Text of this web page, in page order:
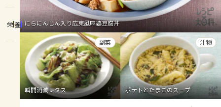
レシピ
トーク
よくあるお問い合わせ
お買い物
栄養 にらにんじん入り広東風麻婆豆腐丼
瞬間消滅レタス
副菜
ポテトとたまごのスープ
汁物